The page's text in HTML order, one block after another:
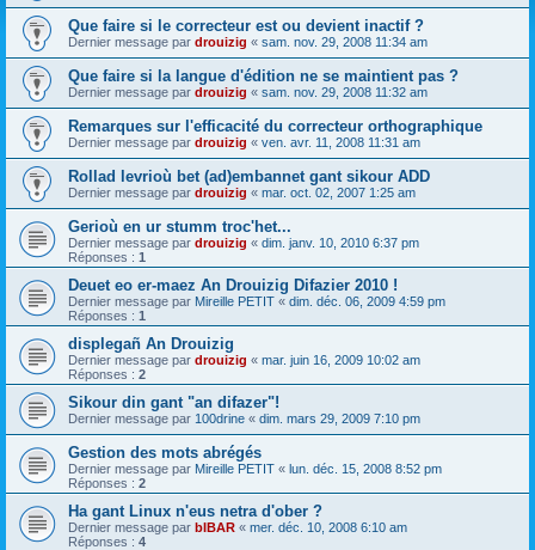
Que faire si le correcteur est ou devient inactif ?
Dernier message par drouizig « sam. nov. 29, 2008 11:34 am
Que faire si la langue d'édition ne se maintient pas ?
Dernier message par drouizig « sam. nov. 29, 2008 11:32 am
Remarques sur l'efficacité du correcteur orthographique
Dernier message par drouizig « ven. avr. 11, 2008 11:31 am
Rollad levrioù bet (ad)embannet gant sikour ADD
Dernier message par drouizig « mar. oct. 02, 2007 1:25 am
Gerioù en ur stumm troc'het...
Dernier message par drouizig « dim. janv. 10, 2010 6:37 pm
Réponses : 1
Deuet eo er-maez An Drouizig Difazier 2010 !
Dernier message par Mireille PETIT « dim. déc. 06, 2009 4:59 pm
Réponses : 1
displegañ An Drouizig
Dernier message par drouizig « mar. juin 16, 2009 10:02 am
Réponses : 2
Sikour din gant "an difazer"!
Dernier message par 100drine « dim. mars 29, 2009 7:10 pm
Gestion des mots abrégés
Dernier message par Mireille PETIT « lun. déc. 15, 2008 8:52 pm
Réponses : 2
Ha gant Linux n'eus netra d'ober ?
Dernier message par bIBAR « mer. déc. 10, 2008 6:10 am
Réponses : 4